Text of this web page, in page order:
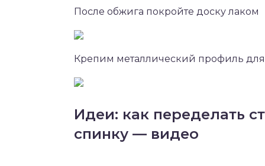
После обжига покройте доску лаком
Крепим металлический профиль
Идеи: как переделать
спинку — видео